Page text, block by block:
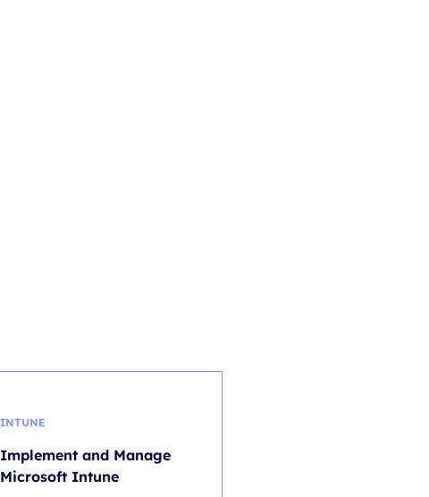
INTUNE
Implement and Manage
Microsoft Intune